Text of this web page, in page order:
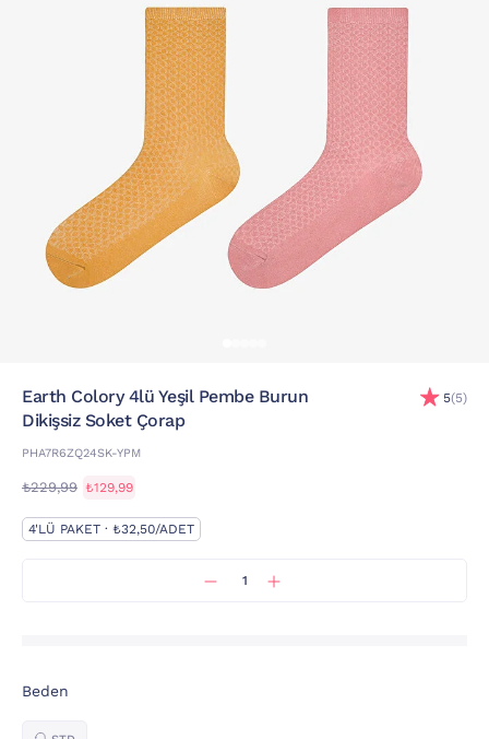
Earth Colory 4lü Yeşil Pembe Burun
Dikişsiz Soket Çorap
PHA7R6ZQ24SK-YPM
5(5)
₺229,99 ₺129,99
4'LÜ PAKET · ₺32,50/ADET
Beden